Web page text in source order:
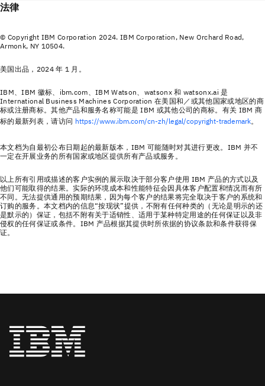
法律
© Copyright IBM Corporation 2024. IBM Corporation, New Orchard Road,
Armonk, NY 10504.
美国出品，2024 年 1 月。
IBM、IBM 徽标、ibm.com、IBM Watson、watsonx 和 watsonx.ai 是
International Business Machines Corporation 在美国和／或其他国家或地区的商
标或注册商标。其他产品和服务名称可能是 IBM 或其他公司的商标。有关 IBM 商
标的最新列表，请访问 https://www.ibm.com/cn-zh/legal/copyright-trademark。
本文档为自最初公布日期起的最新版本，IBM 可能随时对其进行更改。IBM 并不
一定在开展业务的所有国家或地区提供所有产品或服务。
以上所有引用或描述的客户实例的展示取决于部分客户使用 IBM 产品的方式以及
他们可能取得的结果。实际的环境成本和性能特征会因具体客户配置和情况而有所
不同。无法提供通用的预期结果，因为每个客户的结果将完全取决于客户的系统和
订购的服务。本文档内的信息“按现状”提供，不附有任何种类的（无论是明示的还
是默示的）保证，包括不附有关于适销性、适用于某种特定用途的任何保证以及非
侵权的任何保证或条件。IBM 产品根据其提供时所依据的协议条款和条件获得保
证。